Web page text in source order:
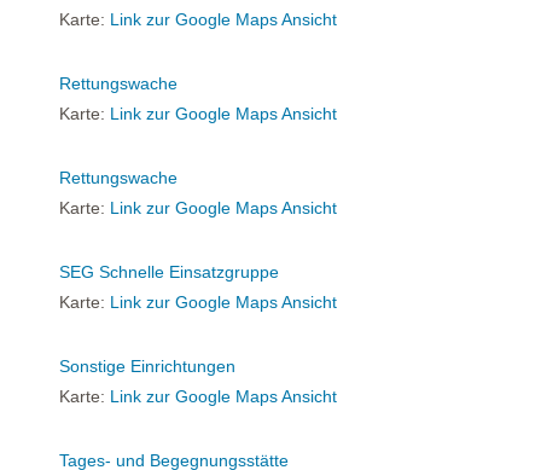
Karte: Link zur Google Maps Ansicht
Rettungswache
Karte: Link zur Google Maps Ansicht
Rettungswache
Karte: Link zur Google Maps Ansicht
SEG Schnelle Einsatzgruppe
Karte: Link zur Google Maps Ansicht
Sonstige Einrichtungen
Karte: Link zur Google Maps Ansicht
Tages- und Begegnungsstätte